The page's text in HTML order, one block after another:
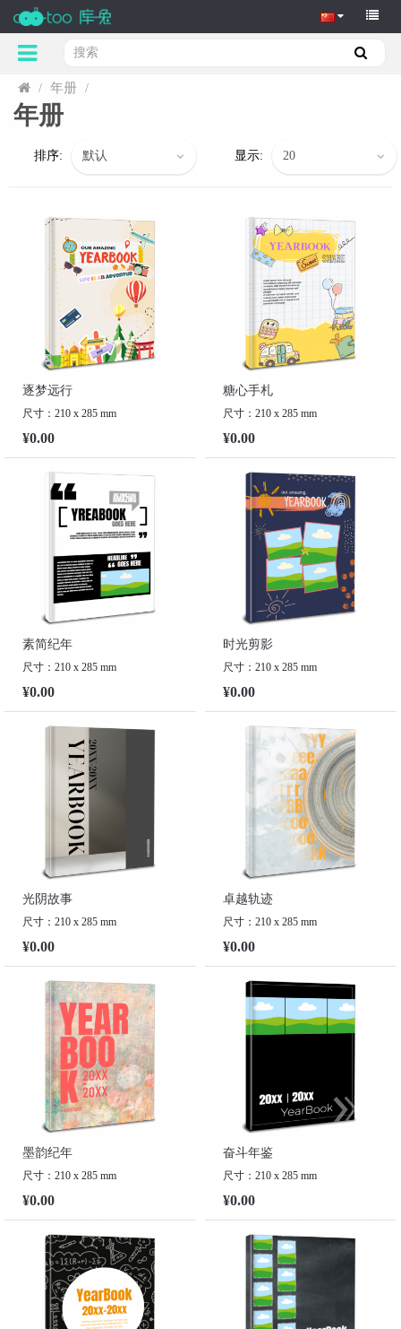
/ 年册 /
年册
排序: 显示:
逐梦远行
尺寸：210 x 285 mm
¥0.00
糖心手札
尺寸：210 x 285 mm
¥0.00
素简纪年
尺寸：210 x 285 mm
¥0.00
时光剪影
尺寸：210 x 285 mm
¥0.00
光阴故事
尺寸：210 x 285 mm
¥0.00
卓越轨迹
尺寸：210 x 285 mm
¥0.00
墨韵纪年
尺寸：210 x 285 mm
¥0.00
奋斗年鉴
尺寸：210 x 285 mm
¥0.00